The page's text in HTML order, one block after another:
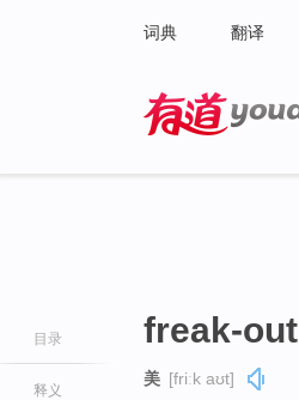
词典 翻译
目录
释义
freak-out
美 [friːk aʊt]